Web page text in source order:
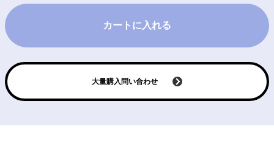
カートに入れる
大量購入問い合わせ